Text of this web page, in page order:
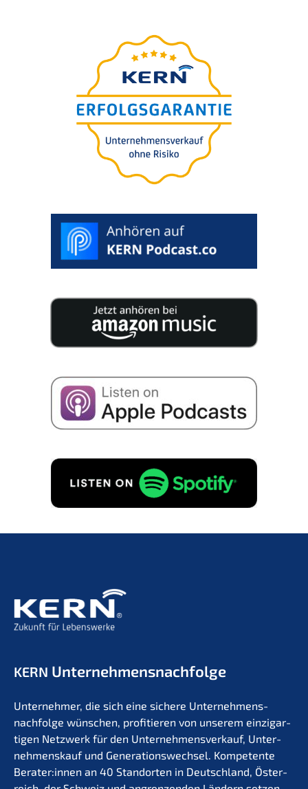
GRATIS Webinar–präsentiert von
Ingo Claus
Die 7 teuersten Fehler bei
der Unternehmens-
bewertung für Käufer
oder Verkäufer
WUNSCHTERMIN AUSWÄHLEN >
KERN Unternehmens­nachfolge
Unter­neh­mer, die sich eine siche­re Unternehmens­
nachfolge wünschen, profi­tie­ren von unserem einzig­ar­
ti­gen Netzwerk für den Unter­nehmens­verkauf, Unter­
nehmens­kauf und Generations­wechsel. Kompe­ten­te
Berater:innen an 40 Stand­or­ten in Deutsch­land, Öster­